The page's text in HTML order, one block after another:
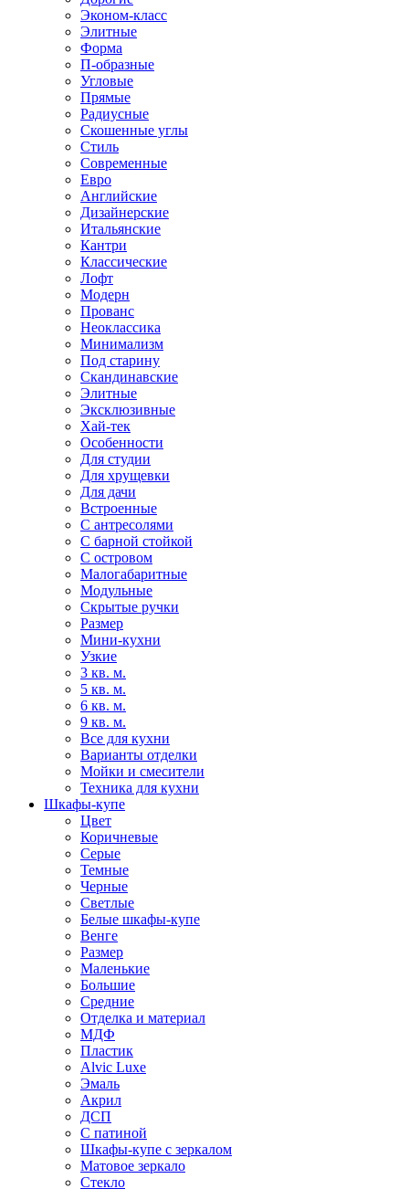
Эконом-класс
Элитные
Форма
П-образные
Угловые
Прямые
Радиусные
Скошенные углы
Стиль
Современные
Евро
Английские
Дизайнерские
Итальянские
Кантри
Классические
Лофт
Модерн
Прованс
Неоклассика
Минимализм
Под старину
Скандинавские
Элитные
Эксклюзивные
Хай-тек
Особенности
Для студии
Для хрущевки
Для дачи
Встроенные
С антресолями
С барной стойкой
С островом
Малогабаритные
Модульные
Скрытые ручки
Размер
Мини-кухни
Узкие
3 кв. м.
5 кв. м.
6 кв. м.
9 кв. м.
Все для кухни
Варианты отделки
Мойки и смесители
Техника для кухни
Шкафы-купе
Цвет
Коричневые
Серые
Темные
Черные
Светлые
Белые шкафы-купе
Венге
Размер
Маленькие
Большие
Средние
Отделка и материал
МДФ
Пластик
Alvic Luxe
Эмаль
Акрил
ДСП
С патиной
Шкафы-купе с зеркалом
Матовое зеркало
Стекло